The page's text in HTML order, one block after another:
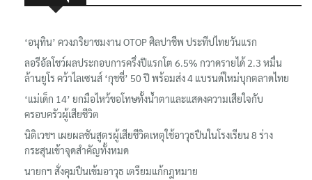
‘อนุทิน’ ควงภริยาชมงาน OTOP ศิลปาชีพ ประทีปไทยวันแรก
ลอรีอัลโชว์ผลประกอบการครึ่งปีแรกโต 6.5% กวาดรายได้ 2.3 หมื่น
ล้านยูโร คว้าไลเซนส์ ‘กุชชี่’ 50 ปี พร้อมส่ง 4 แบรนด์ใหม่บุกตลาดไทย
‘แม่เด็ก 14’ ยกมือไหว้ขอโทษทั้งน้ำตาและแสดงความเสียใจกับ
ครอบครัวผู้เสียชีวิต
นิติเวชฯ เผยผลชันสูตรผู้เสียชีวิตเหตุใช้อาวุธปืนในโรงเรียน 8 ร่าง
กระสุนเข้าจุดสำคัญทั้งหมด
นายกฯ สั่งคุมปืนเข้มอาวุธ เตรียมแก้กฎหมาย